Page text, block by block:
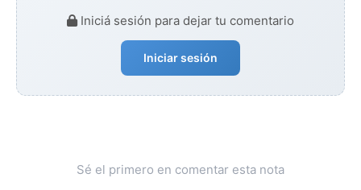
Iniciá sesión para dejar tu comentario
Iniciar sesión
Sé el primero en comentar esta nota